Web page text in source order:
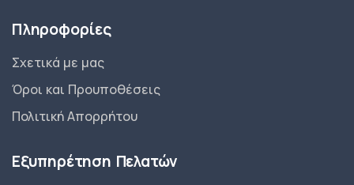
Πληροφορίες
Σχετικά με μας
Όροι και Προυποθέσεις
Πολιτική Απορρήτου
Εξυπηρέτηση Πελατών